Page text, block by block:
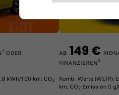
1 ODER
kWh/100 km; CO2-
AB 149 €
FINANZIEREN3
Komb. Werte (WLTP):
km; CO2-Emission 0 g/